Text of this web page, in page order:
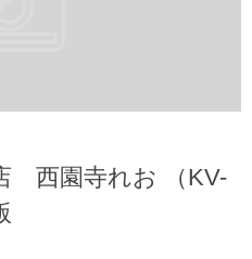
西園寺れお （KV-